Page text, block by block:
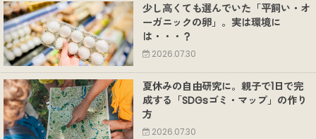
少し高くても選んでいた「平飼い・オ
ーガニックの卵」。実は環境に
は・・・？
2026.07.30
夏休みの自由研究に。親子で1日で完
成する「SDGsゴミ・マップ」の作り
方
2026.07.30